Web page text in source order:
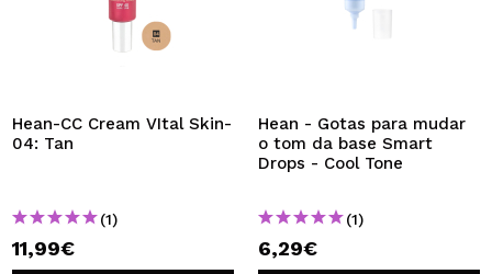
Hean-CC Cream VItal Skin-
04: Tan
(1)
11,99€
Hean - Gotas para mudar
o tom da base Smart
Drops - Cool Tone
(1)
6,29€